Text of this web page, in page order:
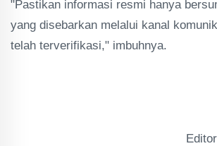
"Pastikan informasi resmi hanya
yang disebarkan melalui kanal
telah terverifikasi," imbuhnya.